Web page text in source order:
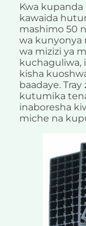
Kwa
kawaida
mashimo 50
wa kunyonya
wa mizizi ya
kuchaguliwa,
kisha
baadaye.
kutumika
inaboresha
miche na